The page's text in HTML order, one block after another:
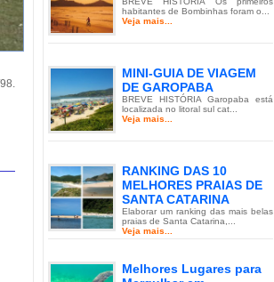
habitantes de Bombinhas foram o...
Veja mais...
MINI-GUIA DE VIAGEM
DE GAROPABA
BREVE HISTÓRIA Garopaba está
localizada no litoral sul cat...
Veja mais...
RANKING DAS 10
MELHORES PRAIAS DE
SANTA CATARINA
Elaborar um ranking das mais belas
praias de Santa Catarina,...
Veja mais...
Melhores Lugares para